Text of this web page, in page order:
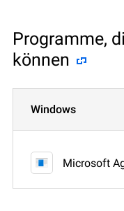
Programme,
können
Windows
Microsoft